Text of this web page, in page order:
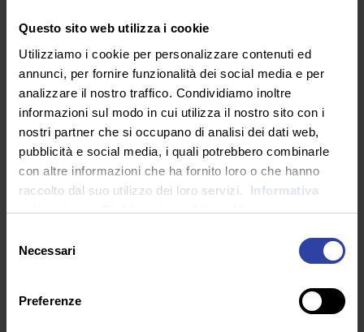
Questo sito web utilizza i cookie
Utilizziamo i cookie per personalizzare contenuti ed
annunci, per fornire funzionalità dei social media e per
analizzare il nostro traffico. Condividiamo inoltre
informazioni sul modo in cui utilizza il nostro sito con i
nostri partner che si occupano di analisi dei dati web,
pubblicità e social media, i quali potrebbero combinarle
con altre informazioni che ha fornito loro o che hanno
raccolto dal suo utilizzo dei loro servizi.
Informativa
sulla privacy. Dichiarazione dei cookie
delNecessari
Preferenze
all’Università eCampus.Scopri di più!
DESTINATARI
Il master è rivolto a docenti e aspiranti docenti
delle scuole di ogni ordine e grado che
intendono acquisire competenze e
metodologie specifiche relative al
patologie che provocano disturbi della voce,
degli handicap comunicativi. Il corso permette,
inoltre, di acquisire le competenze necessarie